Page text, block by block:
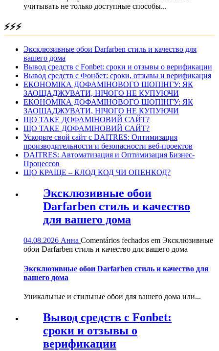
учитывать не только доступные способы...
⚡⚡⚡
Эксклюзивные обои Darfarben стиль и качество для
вашего дома
Вывод средств с Fonbet: сроки и отзывы о верификации
Вывод средств с Фонбет: сроки, отзывы и верификация
ЕКОНОМІКА ДОФАМІНОВОГО ШОПІНГУ: ЯК
ЗАОЩАДЖУВАТИ, НІЧОГО НЕ КУПУЮЧИ
ЕКОНОМІКА ДОФАМІНОВОГО ШОПІНГУ: ЯК
ЗАОЩАДЖУВАТИ, НІЧОГО НЕ КУПУЮЧИ
ЩО ТАКЕ ДОФАМІНОВИЙ САЙТ?
ЩО ТАКЕ ДОФАМІНОВИЙ САЙТ?
Ускорьте свой сайт с DAITRES: Оптимизация
производительности и безопасности веб-проектов
DAITRES: Автоматизация и Оптимизация Бизнес-
Процессов
ЩО КРАЩЕ – КЛОД КОД ЧИ ОПЕНКОД?
Эксклюзивные обои
Darfarben стиль и качество
для вашего дома
04.08.2026 Анна Comentários fechados em Эксклюзивные
обои Darfarben стиль и качество для вашего дома
Эксклюзивные обои Darfarben стиль и качество для
вашего дома
Уникальные и стильные обои для вашего дома или...
Вывод средств с Fonbet:
сроки и отзывы о
верификации